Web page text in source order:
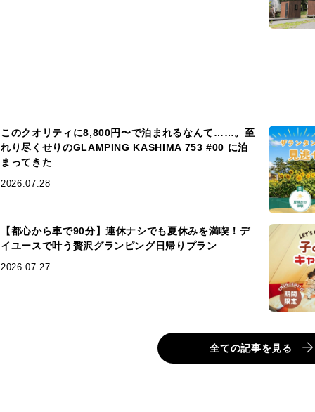
このクオリティに8,800円〜で泊まれるなんて……。至
れり尽くせりのGLAMPING KASHIMA 753 #00 に泊
まってきた
2026.07.28
【都心から車で90分】連休ナシでも夏休みを満喫！デ
イユースで叶う贅沢グランピング日帰りプラン
2026.07.27
全ての記事を見る